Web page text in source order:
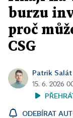
burzu
proč
CSG
Patrik Salát
15. 6. 2026
ODEBÍRAT